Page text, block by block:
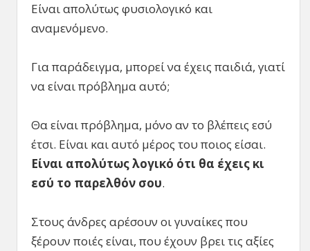
Είναι απολύτως φυσιολογικό και
αναμενόμενο.
Για παράδειγμα, μπορεί να έχεις παιδιά, γιατί
να είναι πρόβλημα αυτό;
Θα είναι πρόβλημα, μόνο αν το βλέπεις εσύ
έτσι. Είναι και αυτό μέρος του ποιος είσαι.
Είναι απολύτως λογικό ότι θα έχεις κι
εσύ το παρελθόν σου.
Στους άνδρες αρέσουν οι γυναίκες που
ξέρουν ποιές είναι, που έχουν βρει τις αξίες